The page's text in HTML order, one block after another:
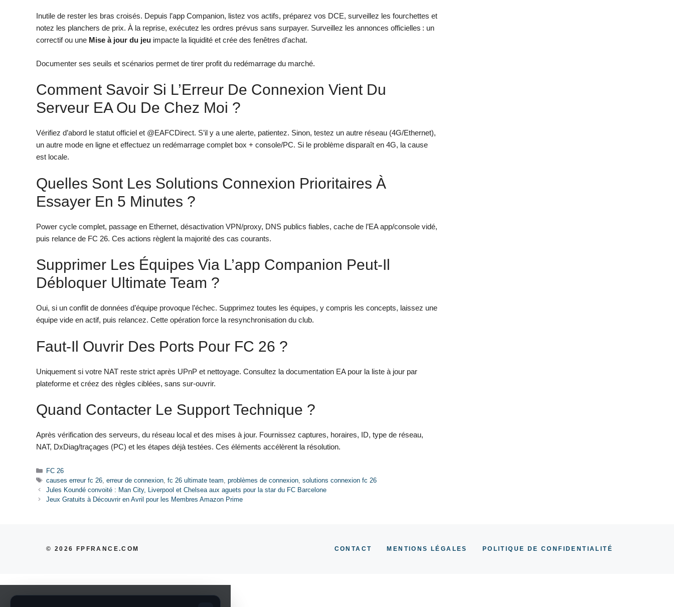
Inutile de rester les bras croisés. Depuis l’app Companion, listez vos actifs, préparez vos DCE, surveillez les fourchettes et
notez les planchers de prix. À la reprise, exécutez les ordres prévus sans surpayer. Surveillez les annonces officielles : un
correctif ou une Mise à jour du jeu impacte la liquidité et crée des fenêtres d’achat.
Documenter ses seuils et scénarios permet de tirer profit du redémarrage du marché.
Comment Savoir Si L’Erreur De Connexion Vient Du
Serveur EA Ou De Chez Moi ?
Vérifiez d’abord le statut officiel et @EAFCDirect. S’il y a une alerte, patientez. Sinon, testez un autre réseau (4G/Ethernet),
un autre mode en ligne et effectuez un redémarrage complet box + console/PC. Si le problème disparaît en 4G, la cause
est locale.
Quelles Sont Les Solutions Connexion Prioritaires À
Essayer En 5 Minutes ?
Power cycle complet, passage en Ethernet, désactivation VPN/proxy, DNS publics fiables, cache de l’EA app/console vidé,
puis relance de FC 26. Ces actions règlent la majorité des cas courants.
Supprimer Les Équipes Via L’app Companion Peut-Il
Débloquer Ultimate Team ?
Oui, si un conflit de données d’équipe provoque l’échec. Supprimez toutes les équipes, y compris les concepts, laissez une
équipe vide en actif, puis relancez. Cette opération force la resynchronisation du club.
Faut-Il Ouvrir Des Ports Pour FC 26 ?
Uniquement si votre NAT reste strict après UPnP et nettoyage. Consultez la documentation EA pour la liste à jour par
plateforme et créez des règles ciblées, sans sur-ouvrir.
Quand Contacter Le Support Technique ?
Après vérification des serveurs, du réseau local et des mises à jour. Fournissez captures, horaires, ID, type de réseau,
NAT, DxDiag/traçages (PC) et les étapes déjà testées. Ces éléments accélèrent la résolution.
Catégories
FC 26
Étiquettes
causes erreur fc 26 ,erreur de connexion ,fc 26 ultimate team ,problèmes de connexion ,solutions connexion fc 26
Jules Koundé convoité : Man City, Liverpool et Chelsea aux aguets pour la star du FC Barcelone
Jeux Gratuits à Découvrir en Avril pour les Membres Amazon Prime
© 2026 FPFRANCE.COM CONTACT MENTIONS LÉGALES POLITIQUE DE CONFIDENTIALITÉ